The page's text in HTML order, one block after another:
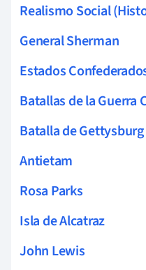
Realismo Social
General Sherman
Estados
Batallas de la Guerra
Batalla de Gettysburg
Antietam
Rosa Parks
Isla de Alcatraz
John Lewis